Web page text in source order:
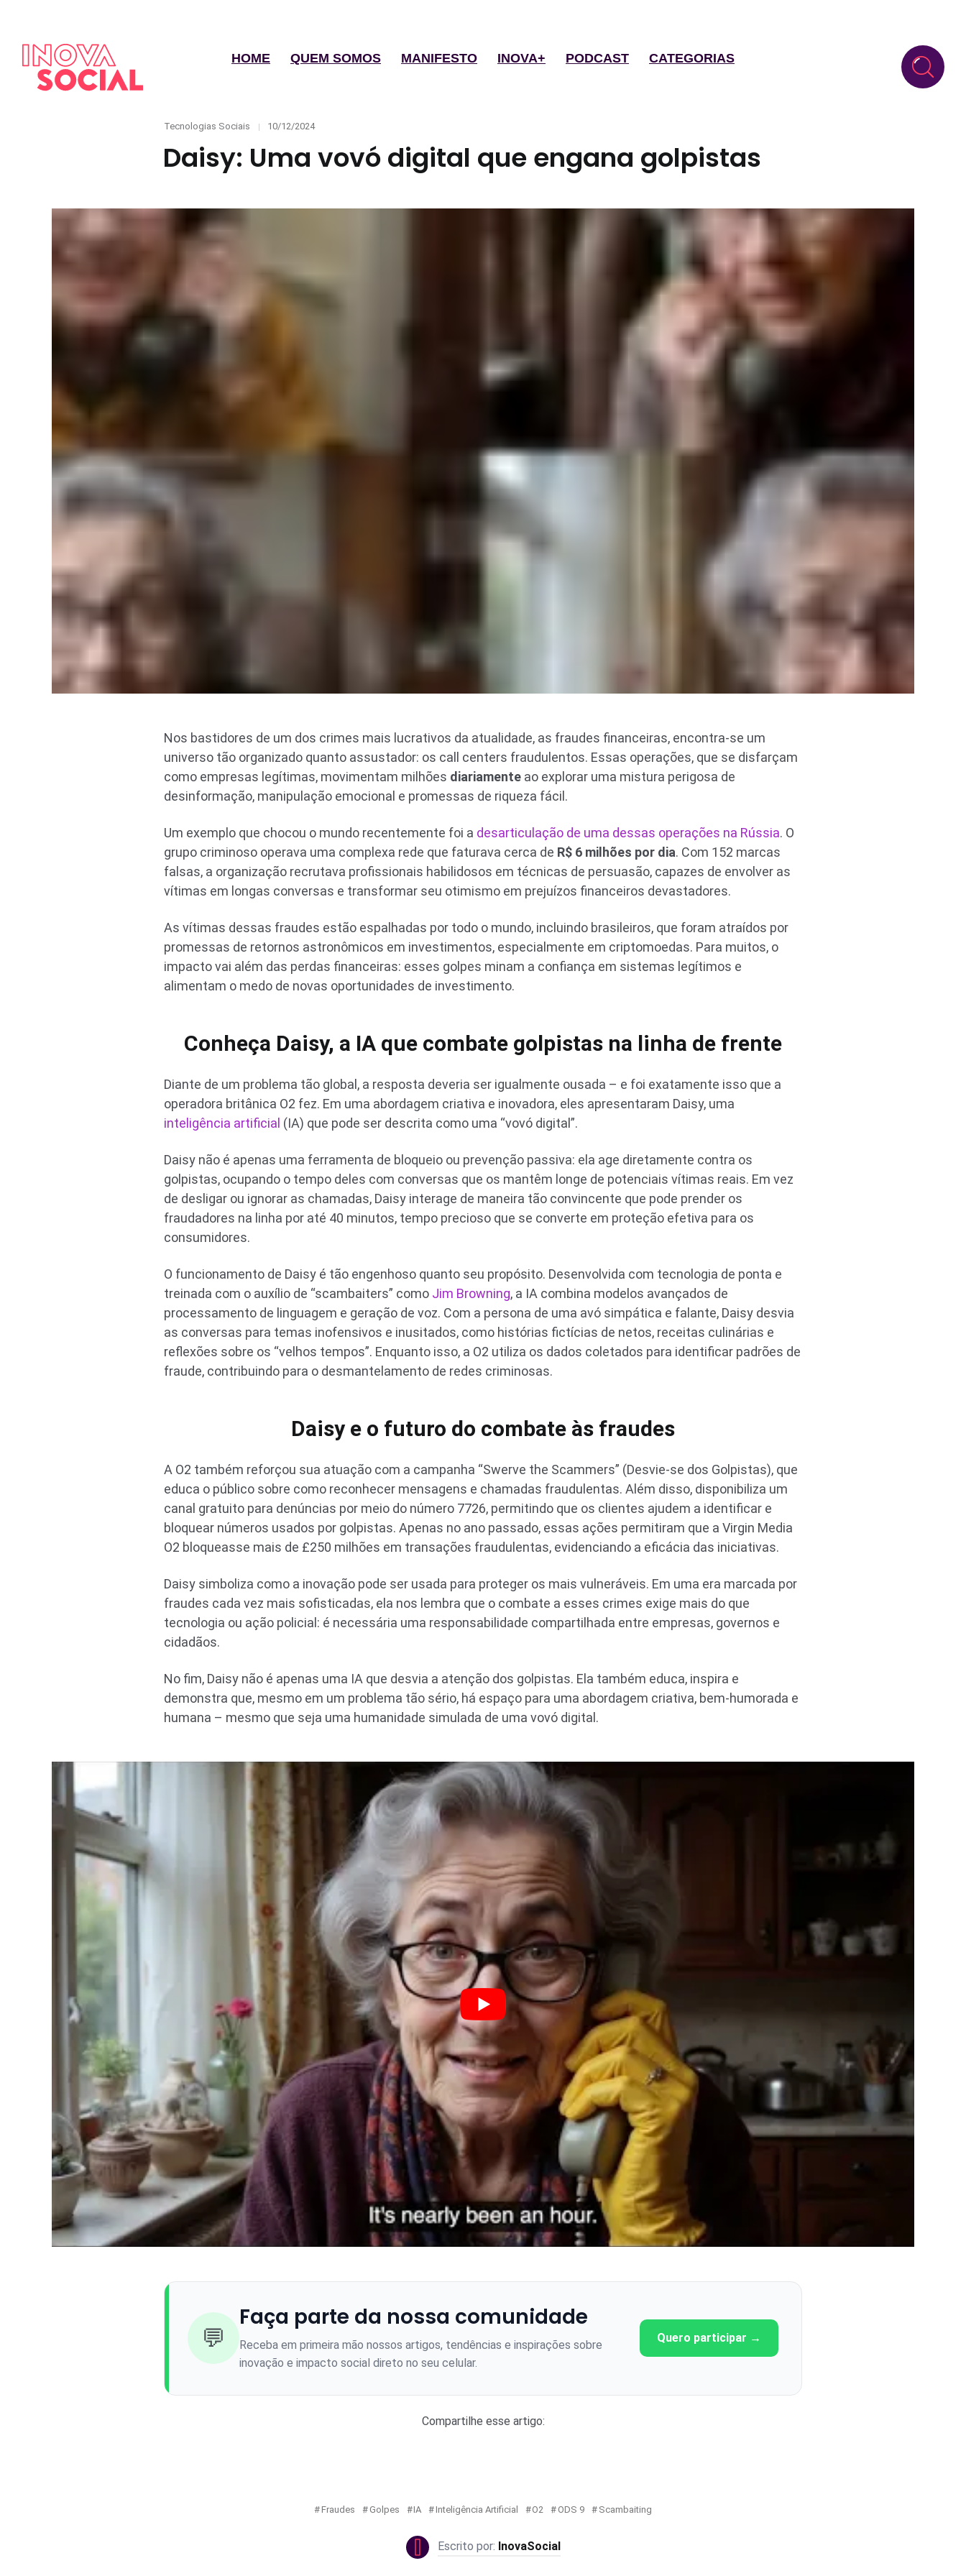
HOME QUEM SOMOS MANIFESTO INOVA+ PODCAST CATEGORIAS
Categories
Tecnologias Sociais
Posted
10/12/2024
Daisy: Uma vovó digital que engana golpistas
Nos bastidores de um dos crimes mais lucrativos da atualidade, as fraudes financeiras, encontra-se um
universo tão organizado quanto assustador: os call centers fraudulentos. Essas operações, que se disfarçam
como empresas legítimas, movimentam milhões diariamente ao explorar uma mistura perigosa de
desinformação, manipulação emocional e promessas de riqueza fácil.
Um exemplo que chocou o mundo recentemente foi a desarticulação de uma dessas operações na Rússia. O
grupo criminoso operava uma complexa rede que faturava cerca de R$ 6 milhões por dia. Com 152 marcas
falsas, a organização recrutava profissionais habilidosos em técnicas de persuasão, capazes de envolver as
vítimas em longas conversas e transformar seu otimismo em prejuízos financeiros devastadores.
As vítimas dessas fraudes estão espalhadas por todo o mundo, incluindo brasileiros, que foram atraídos por
promessas de retornos astronômicos em investimentos, especialmente em criptomoedas. Para muitos, o
impacto vai além das perdas financeiras: esses golpes minam a confiança em sistemas legítimos e
alimentam o medo de novas oportunidades de investimento.
Conheça Daisy, a IA que combate golpistas na linha de frente
Diante de um problema tão global, a resposta deveria ser igualmente ousada – e foi exatamente isso que a
operadora britânica O2 fez. Em uma abordagem criativa e inovadora, eles apresentaram Daisy, uma
inteligência artificial (IA) que pode ser descrita como uma “vovó digital”.
Daisy não é apenas uma ferramenta de bloqueio ou prevenção passiva: ela age diretamente contra os
golpistas, ocupando o tempo deles com conversas que os mantêm longe de potenciais vítimas reais. Em vez
de desligar ou ignorar as chamadas, Daisy interage de maneira tão convincente que pode prender os
fraudadores na linha por até 40 minutos, tempo precioso que se converte em proteção efetiva para os
consumidores.
O funcionamento de Daisy é tão engenhoso quanto seu propósito. Desenvolvida com tecnologia de ponta e
treinada com o auxílio de “scambaiters” como Jim Browning, a IA combina modelos avançados de
processamento de linguagem e geração de voz. Com a persona de uma avó simpática e falante, Daisy desvia
as conversas para temas inofensivos e inusitados, como histórias fictícias de netos, receitas culinárias e
reflexões sobre os “velhos tempos”. Enquanto isso, a O2 utiliza os dados coletados para identificar padrões de
fraude, contribuindo para o desmantelamento de redes criminosas.
Daisy e o futuro do combate às fraudes
A O2 também reforçou sua atuação com a campanha “Swerve the Scammers” (Desvie-se dos Golpistas), que
educa o público sobre como reconhecer mensagens e chamadas fraudulentas. Além disso, disponibiliza um
canal gratuito para denúncias por meio do número 7726, permitindo que os clientes ajudem a identificar e
bloquear números usados por golpistas. Apenas no ano passado, essas ações permitiram que a Virgin Media
O2 bloqueasse mais de £250 milhões em transações fraudulentas, evidenciando a eficácia das iniciativas.
Daisy simboliza como a inovação pode ser usada para proteger os mais vulneráveis. Em uma era marcada por
fraudes cada vez mais sofisticadas, ela nos lembra que o combate a esses crimes exige mais do que
tecnologia ou ação policial: é necessária uma responsabilidade compartilhada entre empresas, governos e
cidadãos.
No fim, Daisy não é apenas uma IA que desvia a atenção dos golpistas. Ela também educa, inspira e
demonstra que, mesmo em um problema tão sério, há espaço para uma abordagem criativa, bem-humorada e
humana – mesmo que seja uma humanidade simulada de uma vovó digital.
💬
Faça parte da nossa comunidade
Receba em primeira mão nossos artigos, tendências e inspirações sobre
inovação e impacto social direto no seu celular.
Quero participar →
Compartilhe esse artigo:
Fraudes Golpes IA Inteligência Artificial O2 ODS 9 Scambaiting
InovaSocial